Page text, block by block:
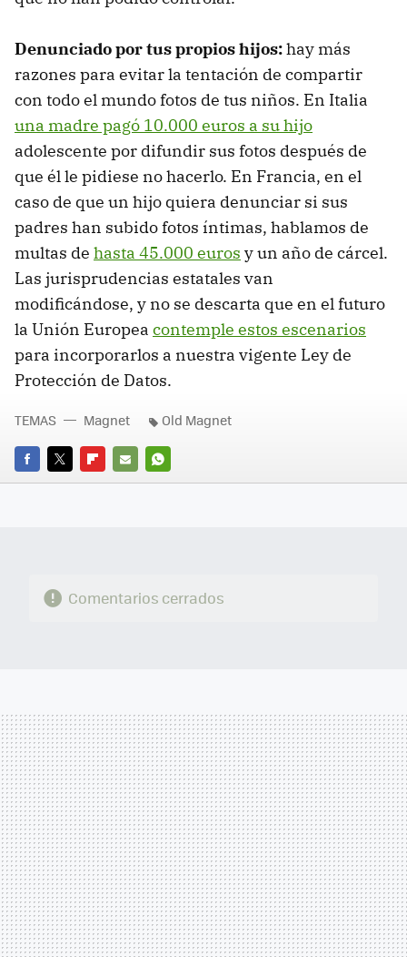
Denunciado por tus propios hijos:hay más
razones para evitar la tentación de compartir
con todo el mundo fotos de tus niños. En Italia
una madre pagó 10.000 euros a su hijo
adolescente por difundir sus fotos después de
que él le pidiese no hacerlo. En Francia, en el
caso de que un hijo quiera denunciar si sus
padres han subido fotos íntimas, hablamos de
multas de hasta 45.000 euros y un año de cárcel.
Las jurisprudencias estatales van
modificándose, y no se descarta que en el futuro
la Unión Europea contemple estos escenarios
para incorporarlos a nuestra vigente Ley de
Protección de Datos.
FACEBOOK
TWITTERFLIPBOARD
E-
WHATSAPP
TEMAS Magnet Old Magnet
Comentarios cerrados